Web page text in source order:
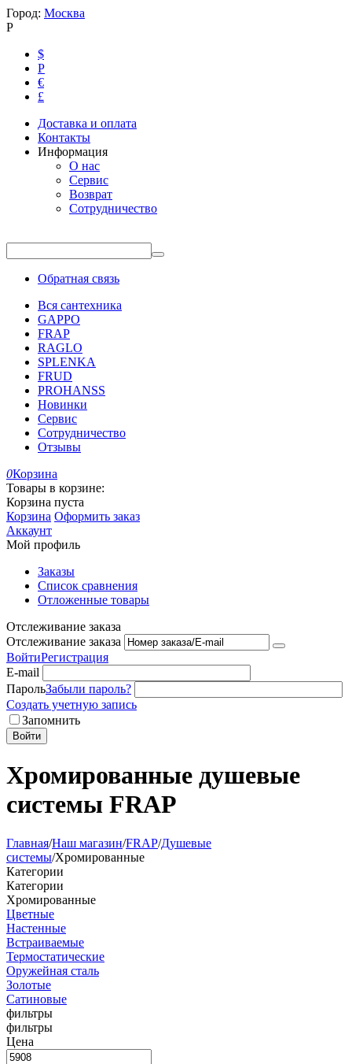
Город: Москва
Р
$
Р
€
£
Доставка и оплата
Контакты
Информация
О нас
Сервис
Возврат
Сотрудничество
Обратная связь
Вся сантехника
GAPPO
FRAP
RAGLO
SPLENKA
FRUD
PROHANSS
Новинки
Сервис
Сотрудничество
Отзывы
0Корзина
Товары в корзине:
Корзина пуста
Корзина Оформить заказ
Аккаунт
Мой профиль
Заказы
Список сравнения
Отложенные товары
Отслеживание заказа
Отслеживание заказа
ВойтиРегистрация
E-mail
ПарольЗабыли пароль?
Создать учетную запись
Запомнить
Войти
Хромированные душевые
системы FRAP
Главная/Наш магазин/FRAP/Душевые
системы/Хромированные
Категории
Категории
Хромированные
Цветные
Настенные
Встраиваемые
Термостатические
Оружейная сталь
Золотые
Сатиновые
фильтры
фильтры
Цена